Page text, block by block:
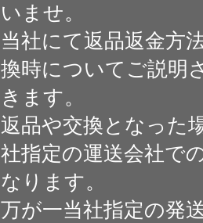
いませ。
当社にて返品返金方
換時についてご説明
きます。
返品や交換となった
社指定の運送会社で
なります。
万が一当社指定の発